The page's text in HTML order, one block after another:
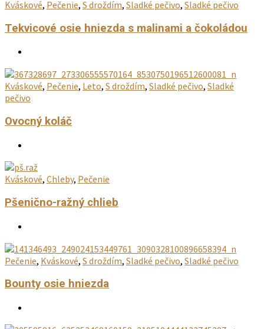
Kváskové, Pečenie, S droždím, Sladké pečivo, Sladké pečivo
Tekvicové osie hniezda s malinami a čokoládou
Kváskové, Pečenie, Leto, S droždím, Sladké pečivo, Sladké
pečivo
Ovocný koláč
Kváskové, Chleby, Pečenie
Pšenično-ražný chlieb
Pečenie, Kváskové, S droždím, Sladké pečivo, Sladké pečivo
Bounty osie hniezda